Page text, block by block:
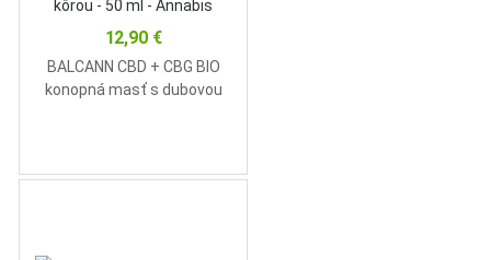
12,90 €
BALCANN CBD + CBG BIO
konopná masť s dubovou